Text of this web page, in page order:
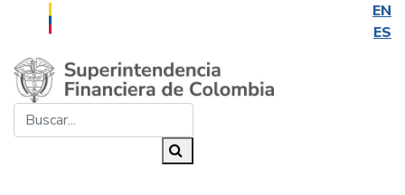
EN
ES
Saltar al contenido principal